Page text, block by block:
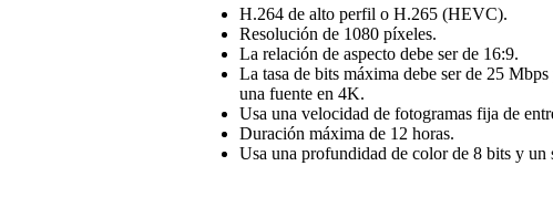
H.264 de alto perfil o H.265 (HEVC).
Resolución de 1080 píxeles.
La relación de aspecto debe ser de 16:9.
La tasa de bits máxima debe ser de 25
una fuente en 4K.
Usa una velocidad de fotogramas fija de
Duración máxima de 12 horas.
Usa una profundidad de color de 8 bits y un